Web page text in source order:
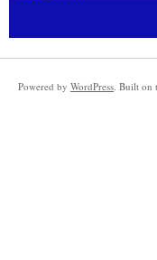
Powered by WordPress. Built on